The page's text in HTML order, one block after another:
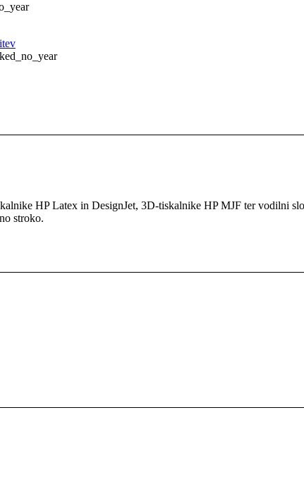
HP Latex in DesignJet, 3D-tiskalnike HP MJF ter vodilni
stroko.